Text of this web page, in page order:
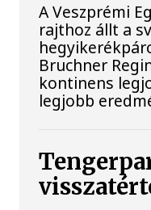
A Veszprémi
rajthoz állt a
Bruchner
kontinens
legjobb